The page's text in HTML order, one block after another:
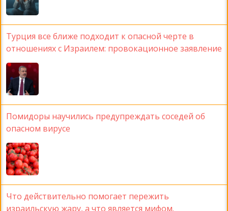
Турция все ближе подходит к опасной черте в
отношениях с Израилем: провокационное заявление
Помидоры научились предупреждать соседей об
опасном вирусе
Что действительно помогает пережить
израильскую жару, а что является мифом.